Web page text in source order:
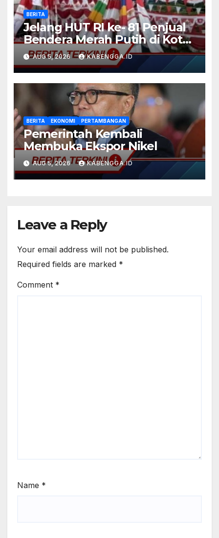
BERITA
Jelang HUT RI ke- 81 Penjual
Bendera Merah Putih di Kota
Kendari Marak
AUG 5, 2026 KABENGGA.ID
BERITA EKONOMI PERTAMBANGAN
Pemerintah Kembali
Membuka Ekspor Nikel
AUG 5, 2026 KABENGGA.ID
Leave a Reply
Your email address will not be published.
Required fields are marked *
Comment *
Name *